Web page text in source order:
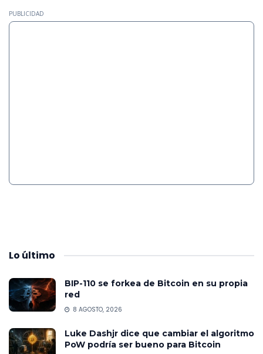
PUBLICIDAD
Lo último
BIP-110 se forkea de Bitcoin en su propia
red
8 AGOSTO, 2026
Luke Dashjr dice que cambiar el algoritmo
PoW podría ser bueno para Bitcoin